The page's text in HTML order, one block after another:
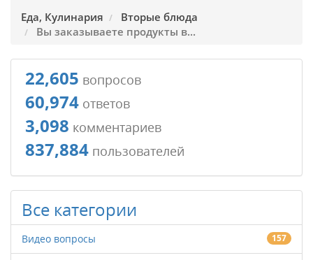
Еда, Кулинария
Вторые блюда
Вы заказываете продукты в...
22,605 вопросов
60,974 ответов
3,098 комментариев
837,884 пользователей
Все категории
Видео вопросы 157